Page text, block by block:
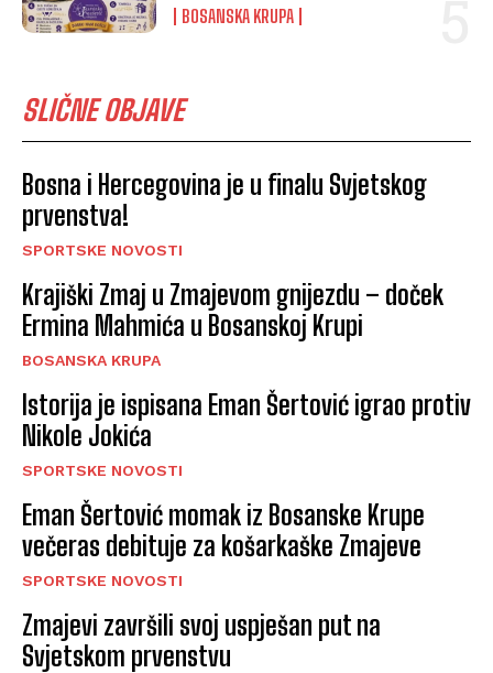
BOSANSKA KRUPA
SLIČNE OBJAVE
Bosna i Hercegovina je u finalu Svjetskog
prvenstva!
SPORTSKE NOVOSTI
Krajiški Zmaj u Zmajevom gnijezdu – doček
Ermina Mahmića u Bosanskoj Krupi
BOSANSKA KRUPA
Istorija je ispisana Eman Šertović igrao protiv
Nikole Jokića
SPORTSKE NOVOSTI
Eman Šertović momak iz Bosanske Krupe
večeras debituje za košarkaške Zmajeve
SPORTSKE NOVOSTI
Zmajevi završili svoj uspješan put na
Svjetskom prvenstvu